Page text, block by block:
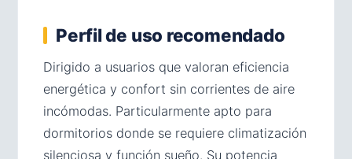
Perfil de uso recomendado
Dirigido a usuarios que valoran eficiencia
energética y confort sin corrientes de aire
incómodas. Particularmente apto para
dormitorios donde se requiere climatización
silenciosa y función sueño. Su potencia